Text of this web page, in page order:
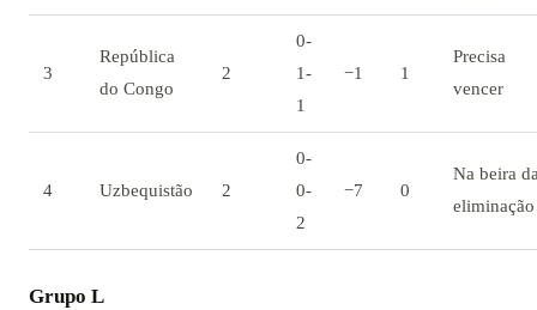
3
República
do Congo
2
0-
1-
1
−1 1
Precisa
vencer
4 Uzbequistão 2
0-
0-
2
−7 0
Na beira
eliminação
Grupo L